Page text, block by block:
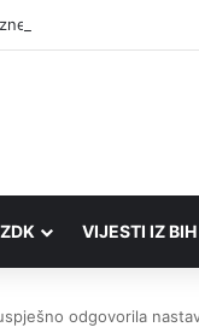
uprave FBiH na
VIJESTI IZ BIH
odgovorila